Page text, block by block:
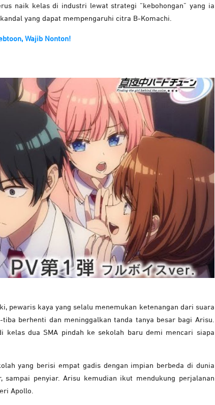
naik kelas di industri lewat strategi “kebohongan” yang ia
yang dapat mempengaruhi citra B-Komachi.
Wajib Nonton!
pewaris kaya yang selalu menemukan ketenangan dari suara
berhenti dan meninggalkan tanda tanya besar bagi Arisu.
kelas dua SMA pindah ke sekolah baru demi mencari siapa
yang berisi empat gadis dengan impian berbeda di dunia
sampai penyiar. Arisu kemudian ikut mendukung perjalanan
Apollo.